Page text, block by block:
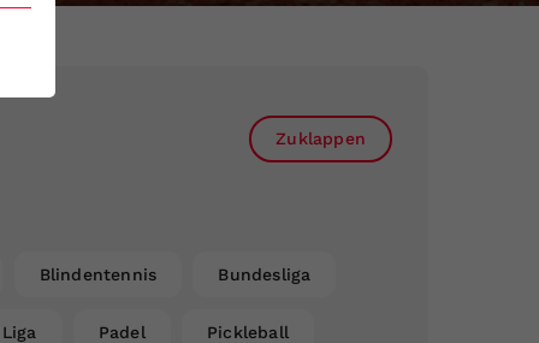
Zuklappen
Blindentennis Bundesliga
Liga Padel Pickleball